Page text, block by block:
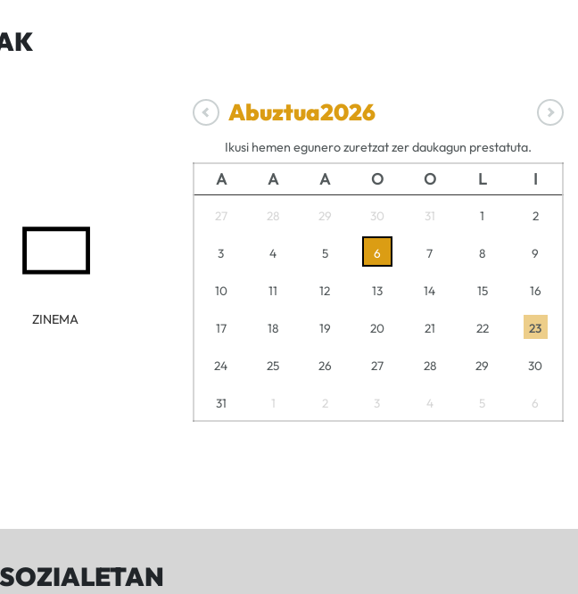
ZINEMA
Abuztua2026
Ikusi hemen egunero zuretzat zer daukagun prestatuta.
A A A O O L I
27 28 29 30 31 1 2
3 4 5 6 7 8 9
10 11 12 13 14 15 16
17 18 19 20 21 22 23
24 25 26 27 28 29 30
31 1 2 3 4 5 6